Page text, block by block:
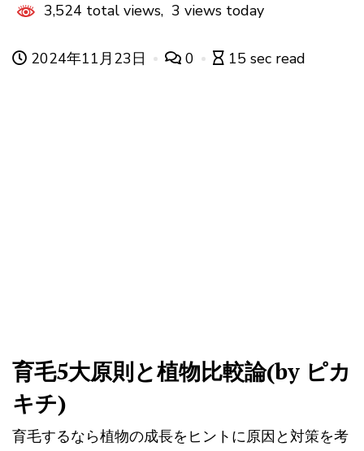
3,524 total views, 3 views today
2024年11月23日 0 15 sec read
育毛5大原則と植物比較論(by ピカ
キチ)
育毛するなら植物の成長をヒントに原因と対策を考